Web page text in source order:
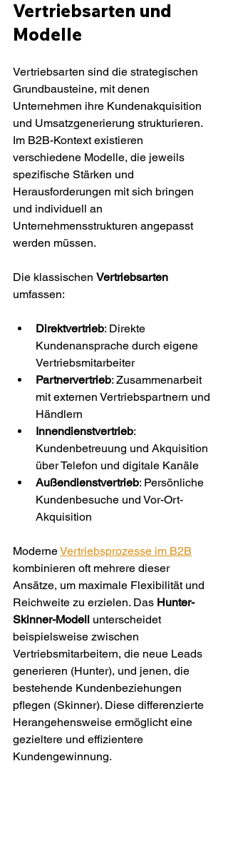
Vertriebsarten und
Modelle
Vertriebsarten sind die strategischen
Grundbausteine, mit denen
Unternehmen ihre Kundenakquisition
und Umsatzgenerierung strukturieren.
Im B2B-Kontext existieren
verschiedene Modelle, die jeweils
spezifische Stärken und
Herausforderungen mit sich bringen
und individuell an
Unternehmensstrukturen angepasst
werden müssen.
Die klassischen Vertriebsarten
umfassen:
Direktvertrieb: Direkte
Kundenansprache durch eigene
Vertriebsmitarbeiter
Partnervertrieb: Zusammenarbeit
mit externen Vertriebspartnern und
Händlern
Innendienstvertrieb:
Kundenbetreuung und Akquisition
über Telefon und digitale Kanäle
Außendienstvertrieb: Persönliche
Kundenbesuche und Vor-Ort-
Akquisition
Moderne Vertriebsprozesse im B2B
kombinieren oft mehrere dieser
Ansätze, um maximale Flexibilität und
Reichweite zu erzielen. Das Hunter-
Skinner-Modell unterscheidet
beispielsweise zwischen
Vertriebsmitarbeitern, die neue Leads
generieren (Hunter), und jenen, die
bestehende Kundenbeziehungen
pflegen (Skinner). Diese differenzierte
Herangehensweise ermöglicht eine
gezieltere und effizientere
Kundengewinnung.